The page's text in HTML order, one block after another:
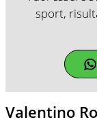
sport,
Valentino